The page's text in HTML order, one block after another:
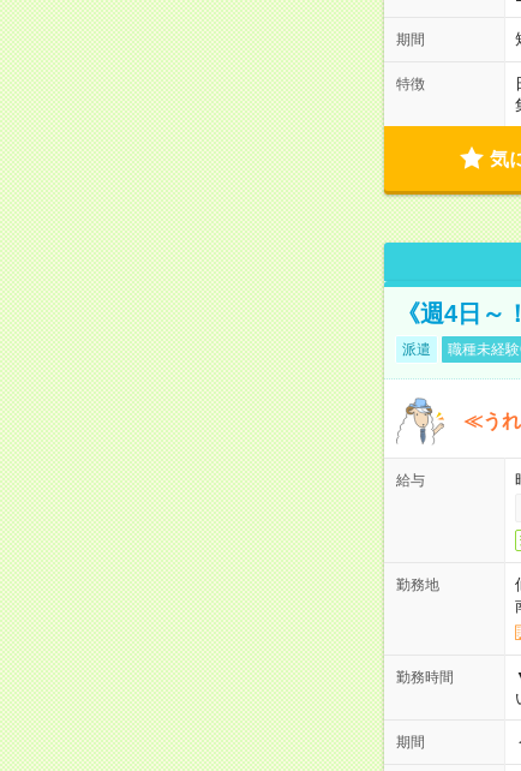
期間
特徴
気
《週4日
派遣 職種未経
≪うれ
給与
勤務地
勤務時間
期間